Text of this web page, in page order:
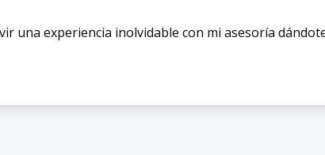
una experiencia inolvidable con mi asesoría